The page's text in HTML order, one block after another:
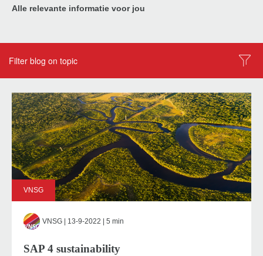
Alle relevante informatie voor jou
Filter blog on topic
VNSG
VNSG | 13-9-2022 | 5 min
SAP 4 sustainability